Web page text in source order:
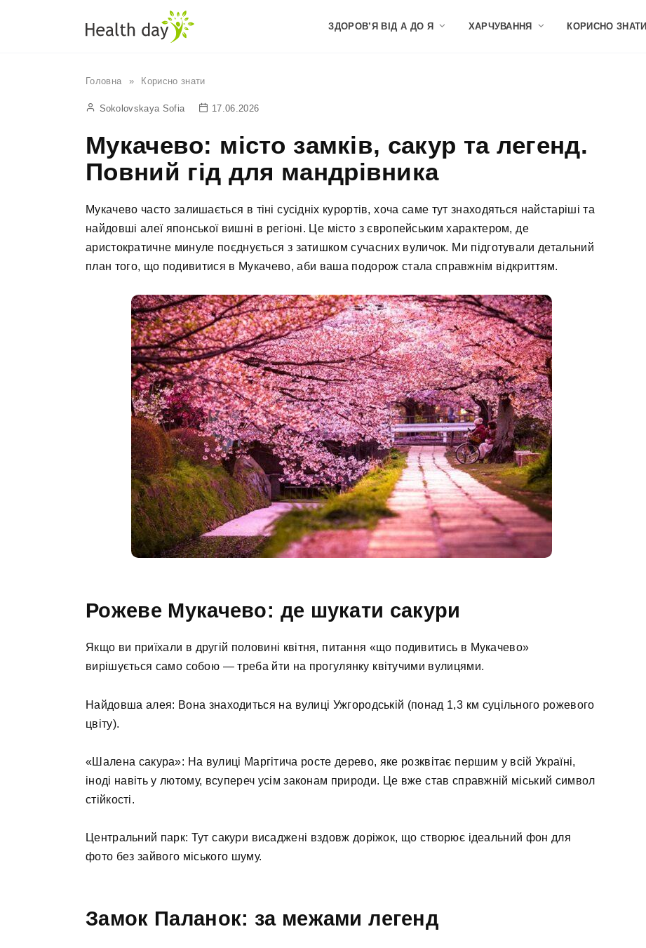
ЗДОРОВ’Я ВІД А ДО Я ХАРЧУВАННЯ КОРИСНО ЗНАТИ
Головна » Корисно знати
Sokolovskaya Sofia 17.06.2026
Мукачево: місто замків, сакур та легенд.
Повний гід для мандрівника
Мукачево часто залишається в тіні сусідніх курортів, хоча саме тут знаходяться найстаріші та
найдовші алеї японської вишні в регіоні. Це місто з європейським характером, де
аристократичне минуле поєднується з затишком сучасних вуличок. Ми підготували детальний
план того, що подивитися в Мукачево, аби ваша подорож стала справжнім відкриттям.
Рожеве Мукачево: де шукати сакури
Якщо ви приїхали в другій половині квітня, питання «що подивитись в Мукачево»
вирішується само собою — треба йти на прогулянку квітучими вулицями.
Найдовша алея: Вона знаходиться на вулиці Ужгородській (понад 1,3 км суцільного рожевого
цвіту).
«Шалена сакура»: На вулиці Маргітича росте дерево, яке розквітає першим у всій Україні,
іноді навіть у лютому, всупереч усім законам природи. Це вже став справжній міський символ
стійкості.
Центральний парк: Тут сакури висаджені вздовж доріжок, що створює ідеальний фон для
фото без зайвого міського шуму.
Замок Паланок: за межами легенд